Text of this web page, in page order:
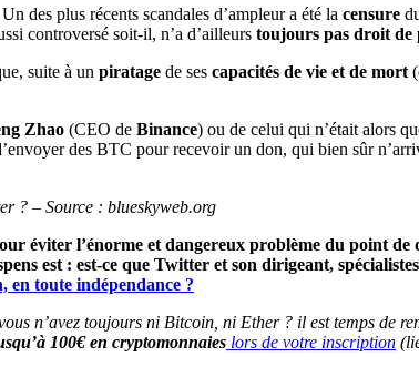
des plus récents scandales d’ampleur a été la censure
controversé soit-il, n’a d’ailleurs toujours pas droit de
suite à un piratage de ses capacités de vie et de mort
Zhao (CEO de Binance) ou de celui qui n’était alors
des BTC pour recevoir un don, qui bien sûr
? – Source : blueskyweb.org
éviter l’énorme et dangereux problème du point
est : est-ce que Twitter et son dirigeant,
en toute indépendance ?
n’avez toujours ni Bitcoin, ni Ether ? il est temps de
100€ en cryptomonnaies lors de votre inscription